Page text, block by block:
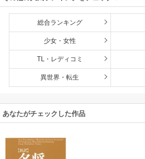
総合ランキング
少女・女性
TL・レディコミ
異世界・転生
あなたがチェックした作品